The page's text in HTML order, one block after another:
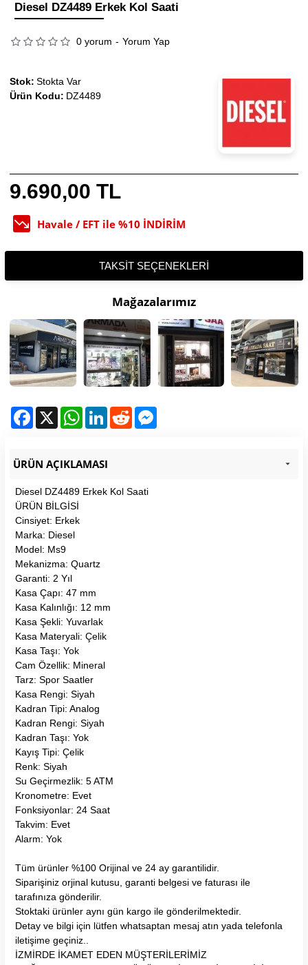
Diesel DZ4489 Erkek Kol Saati
0 yorum - Yorum Yap
9.690,00 TL
Havale / EFT ile %10 İNDİRİM
Stok: Stokta Var
Ürün Kodu: DZ4489
TAKSIT SEÇENEKLERI
Mağazalarımız
Facebook
X WhatsAppLinkedInReddit
ÜRÜN AÇIKLAMASI
Diesel DZ4489 Erkek Kol Saati
ÜRÜN BİLGİSİ
Cinsiyet: Erkek
Marka: Diesel
Model: Ms9
Mekanizma: Quartz
Garanti: 2 Yıl
Kasa Çapı: 47 mm
Kasa Kalınlığı: 12 mm
Kasa Şekli: Yuvarlak
Kasa Materyali: Çelik
Kasa Taşı: Yok
Cam Özellik: Mineral
Tarz: Spor Saatler
Kasa Rengi: Siyah
Kadran Tipi: Analog
Kadran Rengi: Siyah
Kadran Taşı: Yok
Kayış Tipi: Çelik
Renk: Siyah
Su Geçirmezlik: 5 ATM
Kronometre: Evet
Fonksiyonlar: 24 Saat
Takvim: Evet
Alarm: Yok
Tüm ürünler %100 Orijinal ve 24 ay garantilidir.
Siparişiniz orjinal kutusu, garanti belgesi ve faturası ile
tarafınıza gönderilir.
Stoktaki ürünler aynı gün kargo ile gönderilmektedir.
Detay ve bilgi için lütfen whatsaptan mesaj atın yada telefonla
iletişime geçiniz..
İZMİRDE İKAMET EDEN MÜŞTERİLERİMİZ